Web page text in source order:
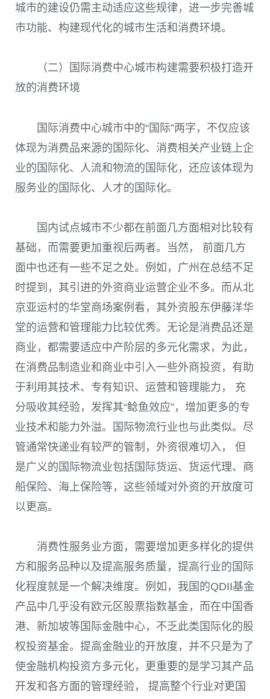
城市的建设仍需主动适应这些规律，进一步完善城
市功能、构建现代化的城市生活和消费环境。
（二）国际消费中心城市构建需要积极打造开
放的消费环境
国际消费中心城市中的“国际”两字，不仅应该
体现为消费品来源的国际化、消费相关产业链上企
业的国际化、人流和物流的国际化，还应该体现为
服务业的国际化、人才的国际化。
国内试点城市不少都在前面几方面相对比较有
基础，而需要更加重视后两者。当然， 前面几方
面中也还有一些不足之处。例如，广州在总结不足
时提到，其引进的外资商业运营企业不多。而从北
京亚运村的华堂商场案例看，其外资股东伊藤洋华
堂的运营和管理能力比较优秀。无论是消费品还是
商业，都需要适应中产阶层的多元化需求，为此，
在消费品制造业和商业中引入一些外商投资，有助
于利用其技术、专有知识、运营和管理能力， 充
分吸收其经验，发挥其“鲶鱼效应”，增加更多的专
业技术和能力外溢。国际物流行业也与此类似。尽
管通常快递业有较严的管制，外资很难切入， 但
是广义的国际物流业包括国际货运、货运代理、商
船保险、海上保险等，这些领域对外资的开放度可
以更高。
消费性服务业方面，需要增加更多样化的提供
方和服务品种以及提高服务质量，提高行业的国际
化程度就是一个解决维度。例如，我国的QDII基金
产品中几乎没有欧元区股票指数基金，而在中国香
港、新加坡等国际金融中心，不乏此类国际化的股
权投资基金。提高金融业的开放度，并不只是为了
使金融机构投资方多元化，更重要的是学习其产品
开发和各方面的管理经验， 提高整个行业对更国